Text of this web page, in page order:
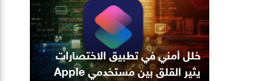
خلل أمني في تطبيق الاختصارات
يثير القلق بين مستخدمي Apple